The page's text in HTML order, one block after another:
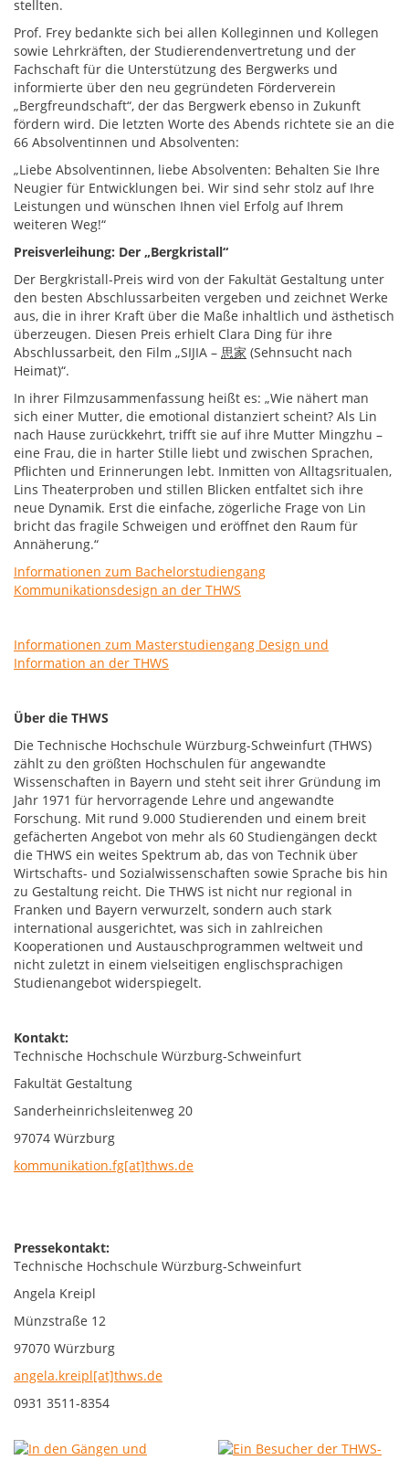
stellten.
Prof. Frey bedankte sich bei allen Kolleginnen und Kollegen
sowie Lehrkräften, der Studierendenvertretung und der
Fachschaft für die Unterstützung des Bergwerks und
informierte über den neu gegründeten Förderverein
„Bergfreundschaft“, der das Bergwerk ebenso in Zukunft
fördern wird. Die letzten Worte des Abends richtete sie an die
66 Absolventinnen und Absolventen:
„Liebe Absolventinnen, liebe Absolventen: Behalten Sie Ihre
Neugier für Entwicklungen bei. Wir sind sehr stolz auf Ihre
Leistungen und wünschen Ihnen viel Erfolg auf Ihrem
weiteren Weg!“
Preisverleihung: Der „Bergkristall“
Der Bergkristall-Preis wird von der Fakultät Gestaltung unter
den besten Abschlussarbeiten vergeben und zeichnet Werke
aus, die in ihrer Kraft über die Maße inhaltlich und ästhetisch
überzeugen. Diesen Preis erhielt Clara Ding für ihre
Abschlussarbeit, den Film „SIJIA – 思家 (Sehnsucht nach
Heimat)“.
In ihrer Filmzusammenfassung heißt es: „Wie nähert man
sich einer Mutter, die emotional distanziert scheint? Als Lin
nach Hause zurückkehrt, trifft sie auf ihre Mutter Mingzhu –
eine Frau, die in harter Stille liebt und zwischen Sprachen,
Pflichten und Erinnerungen lebt. Inmitten von Alltagsritualen,
Lins Theaterproben und stillen Blicken entfaltet sich ihre
neue Dynamik. Erst die einfache, zögerliche Frage von Lin
bricht das fragile Schweigen und eröffnet den Raum für
Annäherung.“
Informationen zum Bachelorstudiengang
Kommunikationsdesign an der THWS
Informationen zum Masterstudiengang Design und
Information an der THWS
Über die THWS
Die Technische Hochschule Würzburg-Schweinfurt (THWS)
zählt zu den größten Hochschulen für angewandte
Wissenschaften in Bayern und steht seit ihrer Gründung im
Jahr 1971 für hervorragende Lehre und angewandte
Forschung. Mit rund 9.000 Studierenden und einem breit
gefächerten Angebot von mehr als 60 Studiengängen deckt
die THWS ein weites Spektrum ab, das von Technik über
Wirtschafts- und Sozialwissenschaften sowie Sprache bis hin
zu Gestaltung reicht. Die THWS ist nicht nur regional in
Franken und Bayern verwurzelt, sondern auch stark
international ausgerichtet, was sich in zahlreichen
Kooperationen und Austauschprogrammen weltweit und
nicht zuletzt in einem vielseitigen englischsprachigen
Studienangebot widerspiegelt.
Kontakt:
Technische Hochschule Würzburg-Schweinfurt
Fakultät Gestaltung
Sanderheinrichsleitenweg 20
97074 Würzburg
kommunikation.fg[at]thws.de
Pressekontakt:
Technische Hochschule Würzburg-Schweinfurt
Angela Kreipl
Münzstraße 12
97070 Würzburg
angela.kreipl[at]thws.de
0931 3511-8354